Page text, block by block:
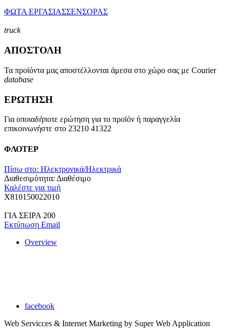
ΦΩΤΑ ΕΡΓΑΣΙΑΣΣΕΝΣΟΡΑΣ
truck
ΑΠΟΣΤΟΛΗ
Τα προϊόντα μας αποστέλλονται άμεσα στο χώρο σας με Courier
database
ΕΡΩΤΗΣΗ
Για οποιαδήποτε ερώτηση για το προϊόν ή παραγγελία
επικοινωνήστε στο 23210 41322
ΦΛΟΤΕΡ
Πίσω στο: Ηλεκτρονικά/Ηλεκτρικά
Διαθεσιμότητα: Διαθέσιμο
Καλέστε για τιμή
X810150022010
ΓΙΑ ΣΕΙΡΑ 200
Εκτύπωση Email
Overview
facebook
Web Servicces & Internet Marketing by Super Web Application